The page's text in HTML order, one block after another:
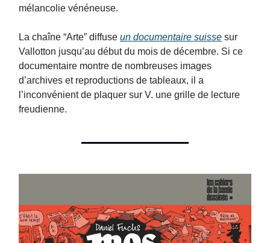
mélancolie vénéneuse.
La chaîne “Arte” diffuse un documentaire suisse sur
Vallotton jusqu’au début du mois de décembre. Si ce
documentaire montre de nombreuses images
d’archives et reproductions de tableaux, il a
l’inconvénient de plaquer sur V. une grille de lecture
freudienne.